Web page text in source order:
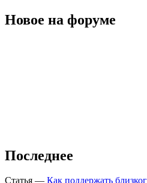
Новое на форуме
Последнее
Статья — Как поддержать